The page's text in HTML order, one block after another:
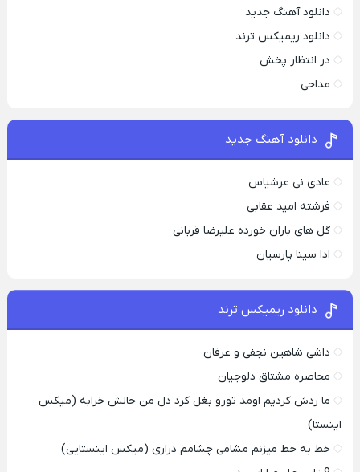
دانلود آهنگ جدید
دانلود ریمیکس ترند
در انتظار پخش
مداحی
دانلود آهنگ جدید
عادی نی عرشیاس
فرشته امید عقابی
گل های باران خورده علیرضا قربانی
ادا سینا پارسیان
دانلود ریمیکس ترند
داشی شاهین نجفی و عرفان
محاصره مشتاق دلوجیان
ما ردش کردیم اومد تورو بغل کرد دل من حالش خرابه (میکس
اینستا)
خط به خط میزنم مشامی چشامم دراری (میکس اینستایی)